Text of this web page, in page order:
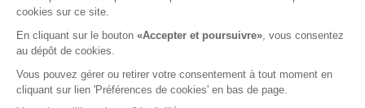
Services en Isère
Les résidences seniors dans le
Rhône